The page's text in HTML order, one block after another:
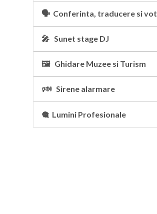
🗣 Conferinta, traducere si vot
🎤 Sunet stage DJ
🖼 Ghidare Muzee si Turism
🕬 Sirene alarmare
🎕 Lumini Profesionale